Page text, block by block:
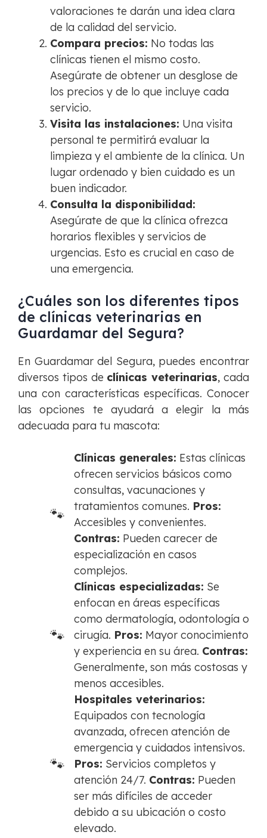
valoraciones te darán una idea clara
de la calidad del servicio.
Compara precios: No todas las
clínicas tienen el mismo costo.
Asegúrate de obtener un desglose de
los precios y de lo que incluye cada
servicio.
Visita las instalaciones: Una visita
personal te permitirá evaluar la
limpieza y el ambiente de la clínica. Un
lugar ordenado y bien cuidado es un
buen indicador.
Consulta la disponibilidad:
Asegúrate de que la clínica ofrezca
horarios flexibles y servicios de
urgencias. Esto es crucial en caso de
una emergencia.
¿Cuáles son los diferentes tipos
de clínicas veterinarias en
Guardamar del Segura?
En Guardamar del Segura, puedes encontrar
diversos tipos de clínicas veterinarias, cada
una con características específicas. Conocer
las opciones te ayudará a elegir la más
adecuada para tu mascota:
Clínicas generales: Estas clínicas
ofrecen servicios básicos como
consultas, vacunaciones y
tratamientos comunes. Pros:
Accesibles y convenientes.
Contras: Pueden carecer de
especialización en casos
complejos.
Clínicas especializadas: Se
enfocan en áreas específicas
como dermatología, odontología o
cirugía. Pros: Mayor conocimiento
y experiencia en su área. Contras:
Generalmente, son más costosas y
menos accesibles.
Hospitales veterinarios:
Equipados con tecnología
avanzada, ofrecen atención de
emergencia y cuidados intensivos.
Pros: Servicios completos y
atención 24/7. Contras: Pueden
ser más difíciles de acceder
debido a su ubicación o costo
elevado.